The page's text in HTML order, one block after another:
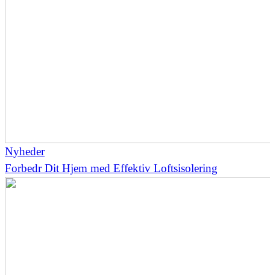
Nyheder
Forbedr Dit Hjem med Effektiv Loftsisolering